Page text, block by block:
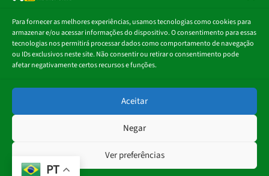
Para fornecer as melhores experiências, usamos tecnologias como cookies para
armazenar e/ou acessar informações do dispositivo. O consentimento para essas
tecnologias nos permitirá processar dados como comportamento de navegação
ou IDs exclusivos neste site. Não consentir ou retirar o consentimento pode
afetar negativamente certos recursos e funções.
Aceitar
Negar
Ver preferências
Digite
mail…
Assinar
© 2018 - 2026
Portal Notícias do Transporte
PT